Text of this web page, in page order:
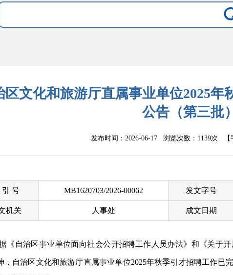
区文化和旅游厅直属事业单位2025
公告（第三批）
发布时间：2026-06-17 浏览次数： 1139次 【
引 号 MB1620703/2026-00062 发文字号
机关 人事处 成文日期
《自治区事业单位面向社会公开招聘工作人员办法》和《关于开
，自治区文化和旅游厅直属事业单位2025年秋季引才招聘工作已